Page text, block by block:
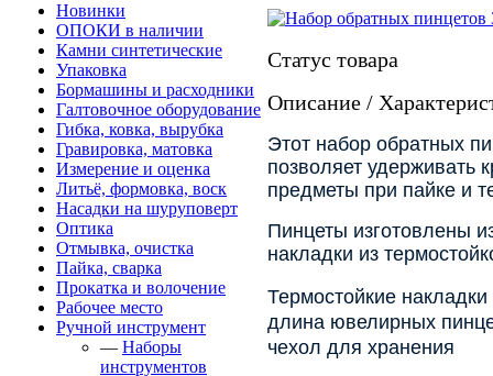
Новинки
ОПОКИ в наличии
Камни синтетические
Упаковка
Бормашины и расходники
Галтовочное оборудование
Гибка, ковка, вырубка
Гравировка, матовка
Измерение и оценка
Литьё, формовка, воск
Насадки на шуруповерт
Оптика
Отмывка, очистка
Пайка, сварка
Прокатка и волочение
Рабочее место
Ручной инструмент
— Наборы
инструментов
Статус товара
Описание /
Этот набор обратных
позволяет удерживать
предметы при пайке и
Пинцеты изготовлены
накладки из
Термостойкие
длина ювелирных
чехол для хранения